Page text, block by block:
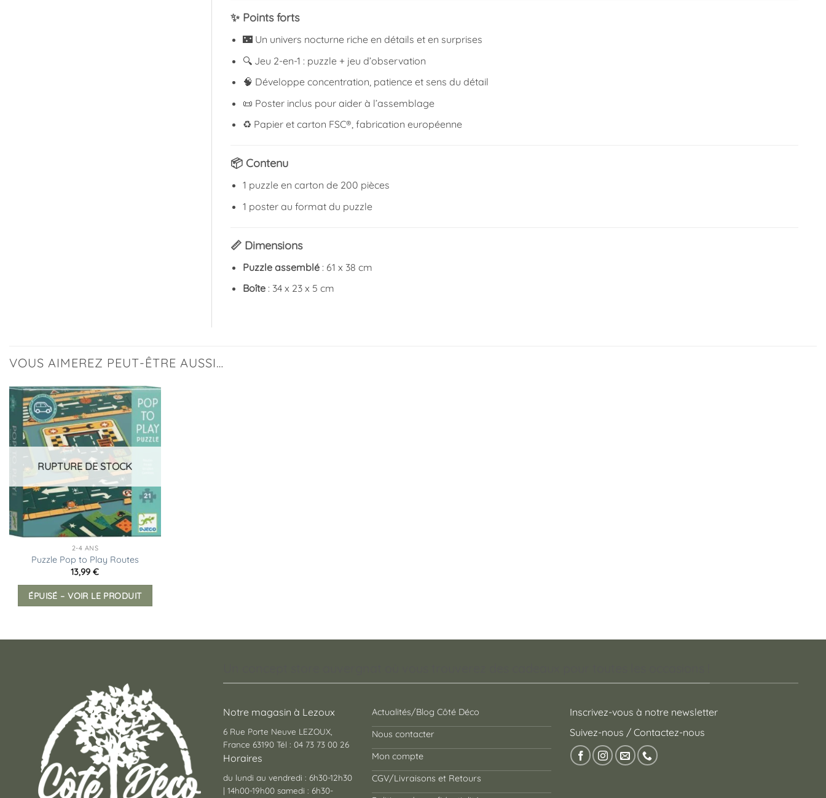
✨ Points forts
🌃 Un univers nocturne riche en détails et en surprises
🔍 Jeu 2-en-1 : puzzle + jeu d’observation
🧠 Développe concentration, patience et sens du détail
📜 Poster inclus pour aider à l’assemblage
♻️ Papier et carton FSC®, fabrication européenne
📦 Contenu
1 puzzle en carton de 200 pièces
1 poster au format du puzzle
📏 Dimensions
Puzzle assemblé : 61 x 38 cm
Boîte : 34 x 23 x 5 cm
VOUS AIMEREZ PEUT-ÊTRE AUSSI…
Ajouter
à la
liste
d’envies
RUPTURE DE STOCK
2-4 ANS
Puzzle Pop to Play Routes
13,99€
ÉPUISÉ – VOIR LE PRODUIT
Notre magasin à Lezoux
6 Rue Porte Neuve LEZOUX,
France 63190 Tél : 04 73 73 00 26
Horaires
du lundi au vendredi : 6h30-12h30
| 14h00-19h00 samedi : 6h30-
Actualités/Blog Côté Déco
Nous contacter
Mon compte
CGV/Livraisons et Retours
Inscrivez-vous à notre newsletter
Suivez-nous / Contactez-nous